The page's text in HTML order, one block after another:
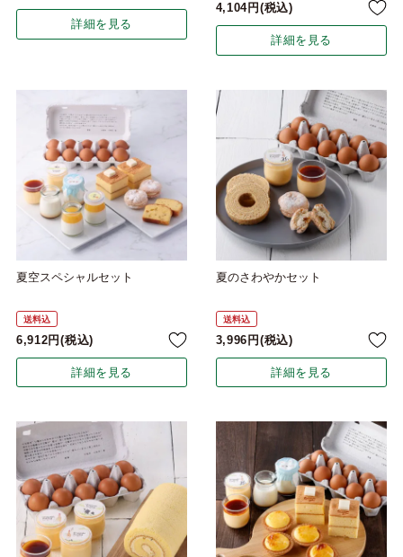
詳細を見る
4,104 税込
詳細を見る
夏空スペシャルセット
送料込
6,912 税込
詳細を見る
夏のさわやかセット
送料込
3,996 税込
詳細を見る